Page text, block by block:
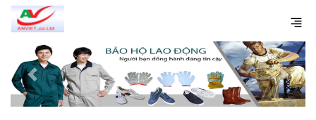
Previous Next